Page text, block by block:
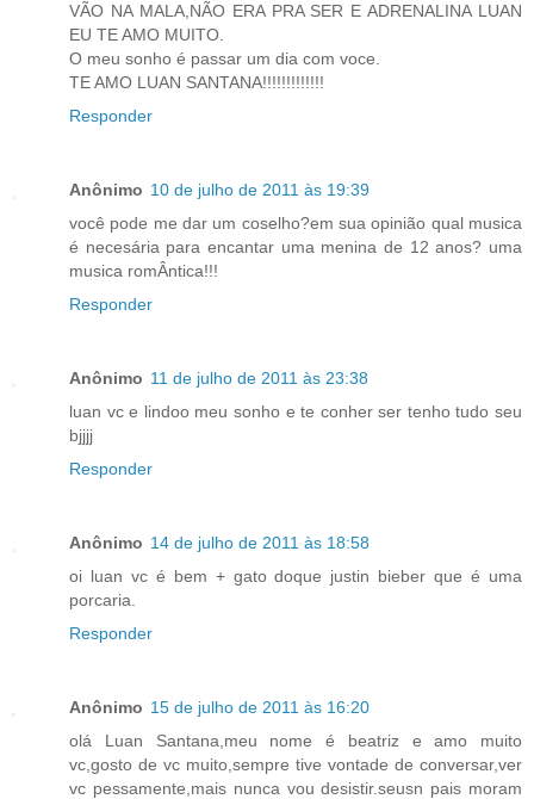
VÃO NA MALA,NÃO ERA PRA SER E ADRENALINA LUAN
EU TE AMO MUITO.
O meu sonho é passar um dia com voce.
TE AMO LUAN SANTANA!!!!!!!!!!!!!
Responder
Anônimo 10 de julho de 2011 às 19:39
você pode me dar um coselho?em sua opinião qual musica
é necesária para encantar uma menina de 12 anos? uma
musica romÂntica!!!
Responder
Anônimo 11 de julho de 2011 às 23:38
luan vc e lindoo meu sonho e te conher ser tenho tudo seu
bjjjj
Responder
Anônimo 14 de julho de 2011 às 18:58
oi luan vc é bem + gato doque justin bieber que é uma
porcaria.
Responder
Anônimo 15 de julho de 2011 às 16:20
olá Luan Santana,meu nome é beatriz e amo muito
vc,gosto de vc muito,sempre tive vontade de conversar,ver
vc pessamente,mais nunca vou desistir.seusn pais moram